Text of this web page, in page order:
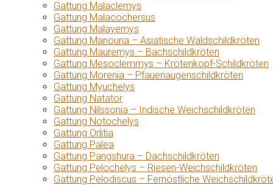
Gattung Malaclemys
Gattung Malacochersus
Gattung Malayemys
Gattung Manouria – Asiatische Waldschildkröten
Gattung Mauremys – Bachschildkröten
Gattung Mesoclemmys – Krötenkopf-Schildkröten
Gattung Morenia – Pfauenaugenschildkröten
Gattung Myuchelys
Gattung Natator
Gattung Nilssonia – Indische Weichschildkröten
Gattung Notochelys
Gattung Orlitia
Gattung Palea
Gattung Pangshura – Dachschildkröten
Gattung Pelochelys – Riesen-Weichschildkröten
Gattung Pelodiscus – Fernöstliche